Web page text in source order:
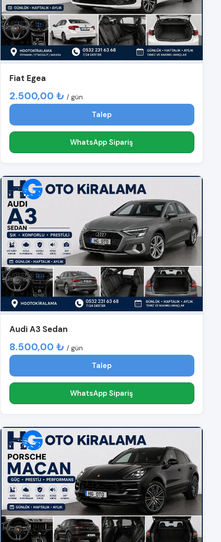
Fiat Egea
2.500,00 ₺ / gün
Talep
WhatsApp Sipariş
Audi A3 Sedan
8.500,00 ₺ / gün
Talep
WhatsApp Sipariş